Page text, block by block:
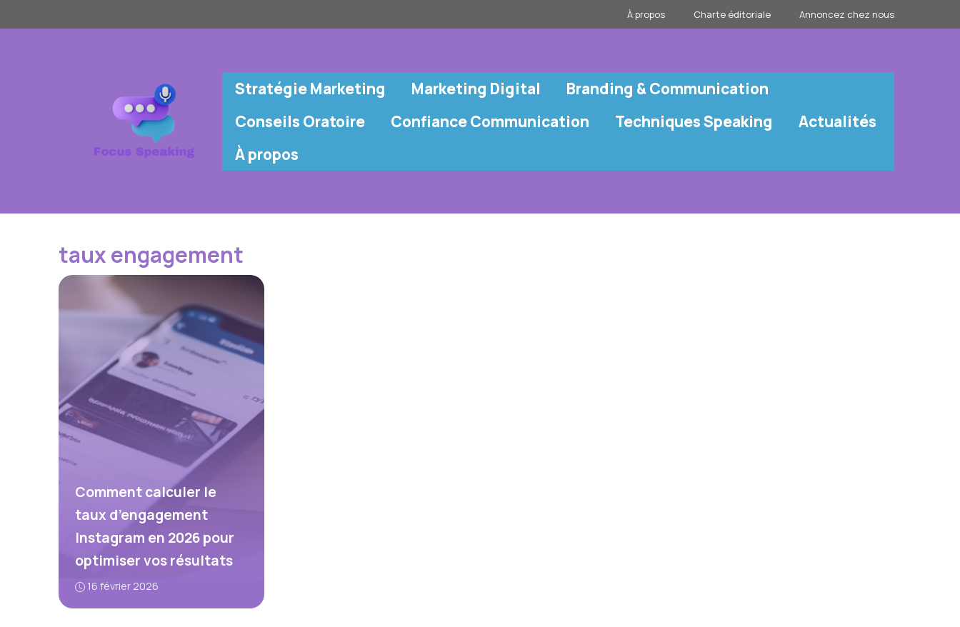
au
À propos Charte éditoriale Annoncez chez nous
Stratégie Marketing Marketing Digital
Branding & Communication
Conseils Oratoire
Confiance Communication Techniques Speaking
Actualités
À propos
taux engagement
Comment calculer le
taux d’engagement
Instagram en 2026 pour
optimiser vos résultats
16 février 2026